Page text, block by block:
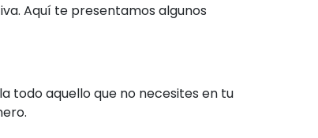
Aquí te presentamos algunos
todo aquello que no necesites en tu